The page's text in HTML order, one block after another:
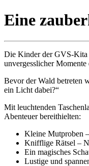
Eine
Die Kinder der GVS-Kita
unvergesslicher Momente
Bevor der Wald betreten
ein Licht dabei?“
Mit leuchtenden
Abenteuer bereithielten:
Kleine Mutproben
Knifflige Rätsel –
Ein magisches
Lustige und